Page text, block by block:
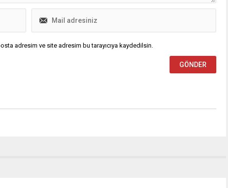
adresim ve site adresim bu tarayıcıya kaydedilsin.